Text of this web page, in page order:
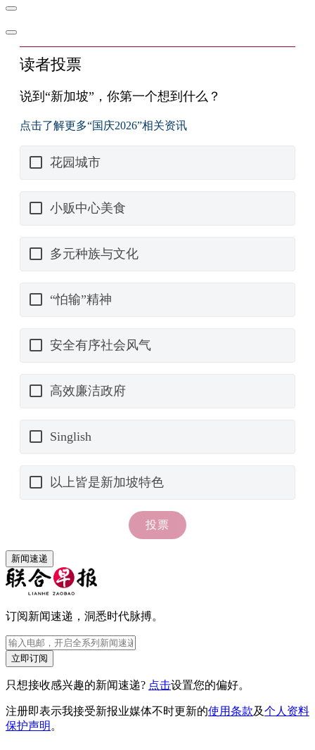
新闻速递
订阅新闻速递，洞悉时代脉搏。
立即订阅
只想接收感兴趣的新闻速递? 点击设置您的偏好。
注册即表示我接受新报业媒体不时更新的使用条款及个人资料
保护声明 。